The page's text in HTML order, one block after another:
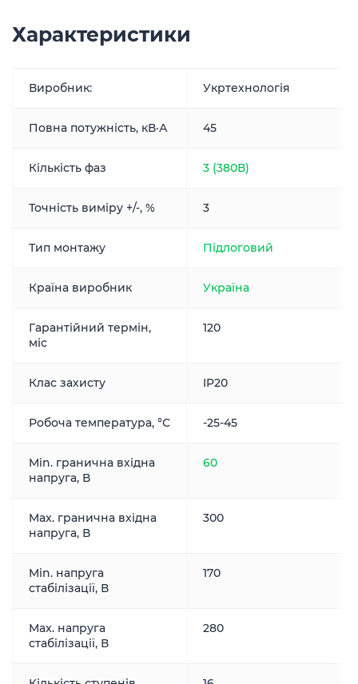
Характеристики
Виробник: Укртехнологія
Повна потужність, кВ·А 45
Кількість фаз 3 (380В)
Точність виміру +/-, % 3
Тип монтажу Підлоговий
Країна виробник Україна
Гарантійний термін,
міс
120
Клас захисту IP20
Робоча температура, °С -25-45
Min. гранична вхідна
напруга, В
60
Max. гранична вхідна
напруга, В
300
Min. напруга
стабілізації, В
170
Max. напруга
стабілізації, В
280